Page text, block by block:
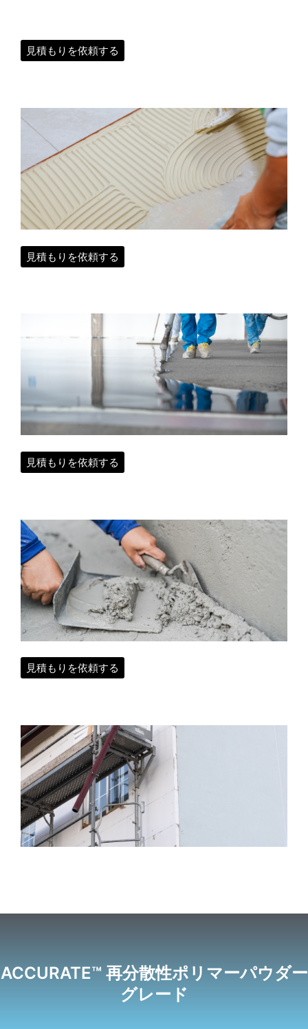
見積もりを依頼する
見積もりを依頼する
見積もりを依頼する
見積もりを依頼する
ACCURATE™ 再分散性ポリマーパウダー
グレード